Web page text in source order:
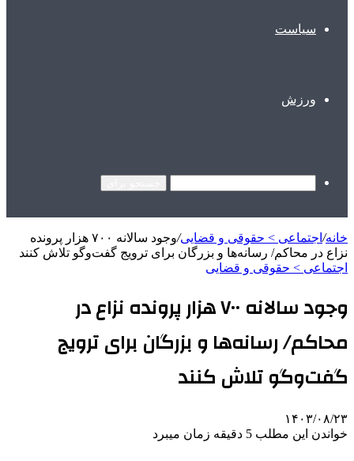
سیاست
ورزش
خانه/ اجتماعی > حقوقی و قضایی/
وجود سالانه ۷۰۰ هزار پرونده
نزاع در محاکم/ رسانه‌ها و بزرگان برای ترویج گفت‌وگو تلاش کنند
اجتماعی > حقوقی و قضایی
وجود سالانه ۷۰۰ هزار پرونده نزاع در
محاکم/ رسانه‌ها و بزرگان برای ترویج
گفت‌وگو تلاش کنند
۱۴۰۳/۰۸/۲۳
خواندن این مطلب 5 دقیقه زمان میبرد